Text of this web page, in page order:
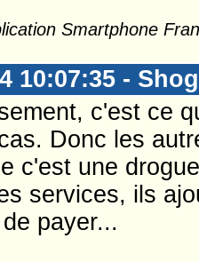
Smartphone
10:07:35 -
c'est ce
Donc les
c'est une
services, ils
payer...